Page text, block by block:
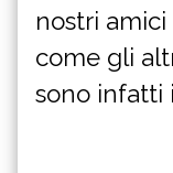
nostri amici
come gli
sono infatti